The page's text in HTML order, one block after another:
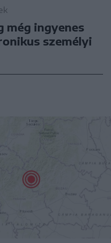
még ingyenes
személyi